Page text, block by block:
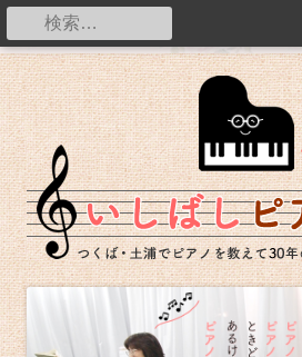
コ
ン
テ
ン
ツ
へ
ス
キ
ッ
つくば・土浦でピアノを教えて20年の
メ
イ
ン
メ
ニ
ュ
ー
索: